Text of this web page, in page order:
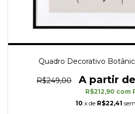
Quadro Decorativo
R$249,00
R$212,90 com
10 x de R$22,41